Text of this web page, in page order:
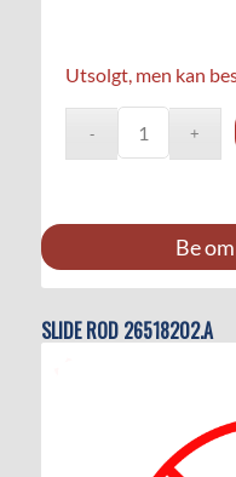
Utsolgt, men kan
Be
SLIDE ROD 26518202.A